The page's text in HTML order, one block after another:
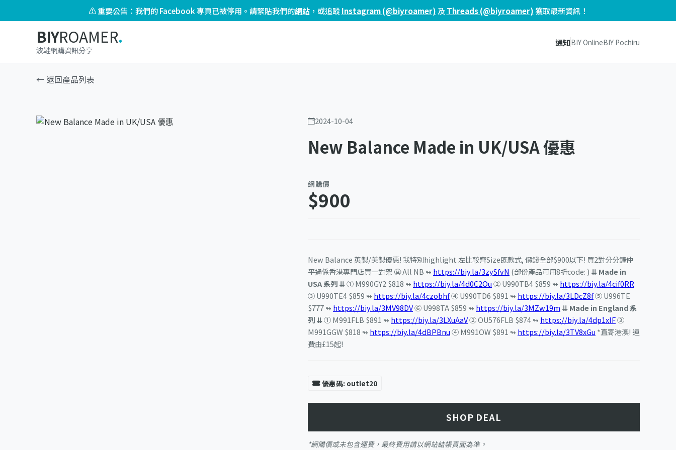
⚠️ 重要公告：我們的 Facebook 專頁已被停用。請緊貼我們的網站，或追蹤Instagram (@biyroamer) 及 Threads (@biyroamer)獲取最新資訊！
BIYROAMER.
波鞋網購資訊分享
通知BIY OnlineBIY Pochiru
← 返回產品列表
2024-10-04
New Balance Made in UK/USA 優惠
網購價
$900
New Balance 英製/美製優惠! 我特別highlight 左比較齊Size既款式, 價錢全部$900以下! 買2對分分鐘仲
平過係香港專門店買一對架 😬 All NB ↬ https://biy.la/3zySfvN (部份產品可用8折code: ) ⇊ Made in
USA 系列 ⇊① M990GY2 $818 ↬ https://biy.la/4d0C2Ou② U990TB4 $859 ↬ https://biy.la/4cif0RR
③ U990TE4 $859 ↬ https://biy.la/4czobhf④ U990TD6 $891 ↬ https://biy.la/3LDcZ8f⑤ U996TE
$777 ↬ https://biy.la/3MV98DV⑥ U998TA $859 ↬ https://biy.la/3MZw19m ⇊ Made in England 系
列 ⇊① M991FLB $891 ↬ https://biy.la/3LXuAaV② OU576FLB $874 ↬ https://biy.la/4dp1xIF③
M991GGW $818 ↬ https://biy.la/4dBPBnu④ M991OW $891 ↬ https://biy.la/3TV8xGu *直寄港澳! 運
費由£15起!
優惠碼: outlet20
SHOP DEAL
*網購價或未包含運費，最終費用請以網站結帳頁面為準。